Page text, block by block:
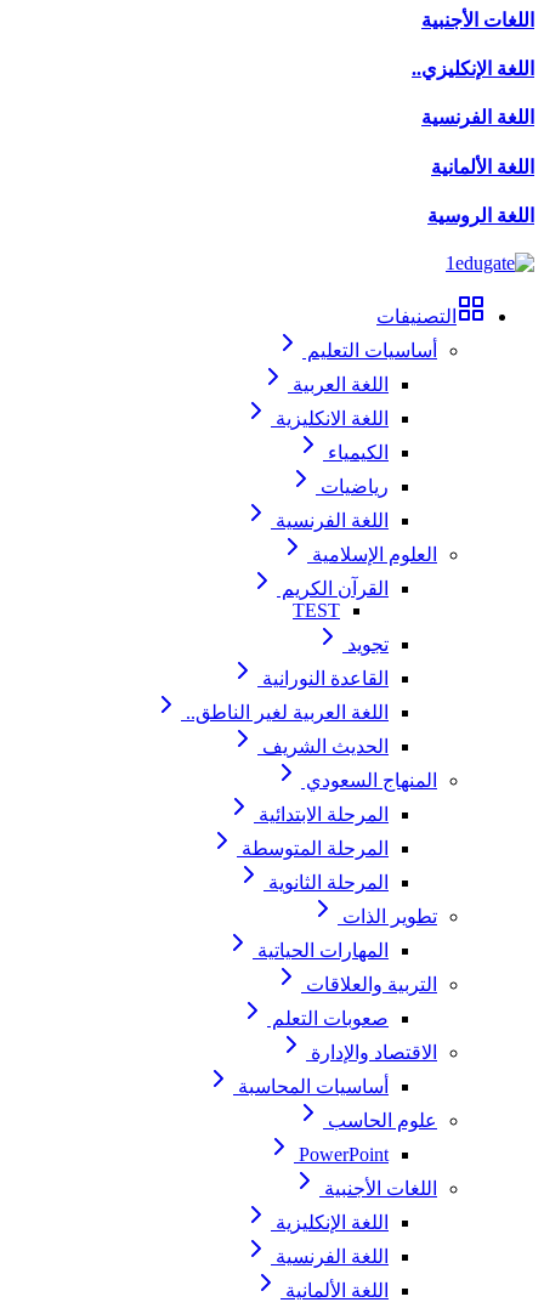
اللغات الأجنبية
اللغة الإنكليزي..
اللغة الفرنسية
اللغة الألمانية
اللغة الروسية
التصنيفات
أساسيات التعليم
اللغة العربية
اللغة الانكليزية
الكيمياء
رياضيات
اللغة الفرنسية
العلوم الإسلامية
القرآن الكريم
TEST
تجويد
القاعدة النورانية
اللغة العربية لغير الناطق..
الحديث الشريف
المنهاج السعودي
المرحلة الابتدائية
المرحلة المتوسطة
المرحلة الثانوية
تطوير الذات
المهارات الحياتية
التربية والعلاقات
صعوبات التعلم
الاقتصاد والإدارة
أساسيات المحاسبة
علوم الحاسب
PowerPoint
اللغات الأجنبية
اللغة الإنكليزية
اللغة الفرنسية
اللغة الألمانية